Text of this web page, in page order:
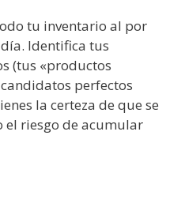
tu inventario al por
Identifica tus
(tus «productos
perfectos
la certeza de que se
el riesgo de acumular